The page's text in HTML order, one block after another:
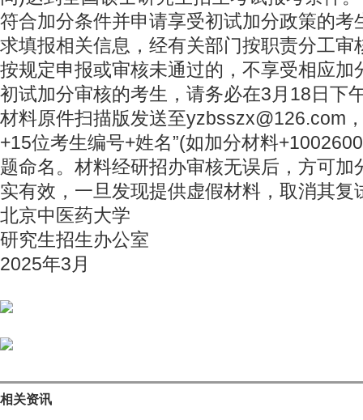
符合加分条件并申请享受初试加分政策的考
求填报相关信息，经有关部门按职责分工审
按规定申报或审核未通过的，不享受相应加
初试加分审核的考生，请务必在3月18日下
材料原件扫描版发送至yzbsszx@126.com
+15位考生编号+姓名”(如加分材料
题命名。材料经研招办审核无误后，方可加
实有效，一旦发现提供虚假材料，取消其复
北京中医药大学
研究生招生办公室
2025年3月
相关资讯